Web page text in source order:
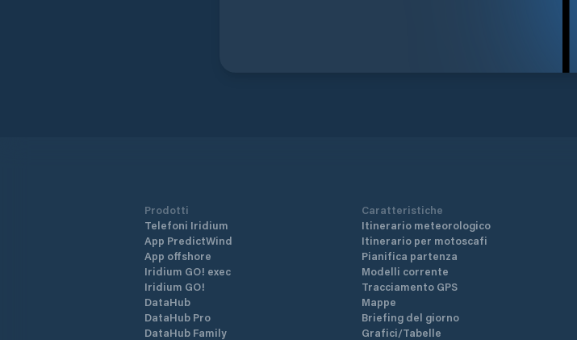
Prodotti
Telefoni Iridium
App PredictWind
App offshore
Iridium GO! exec
Iridium GO!
DataHub
DataHub Pro
DataHub Family
Caratteristiche
Itinerario meteorologico
Itinerario per motoscafi
Pianifica partenza
Modelli corrente
Tracciamento GPS
Mappe
Briefing del giorno
Grafici/Tabelle